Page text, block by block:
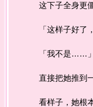
这下子全身更僵
「这样子好了，
「我不是……」
直接把她推到一
看样子，她根本